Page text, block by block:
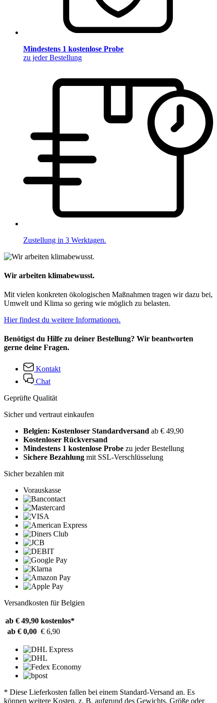
Mindestens 1 kostenlose Probe
zu jeder Bestellung
Zustellung in 3 Werktagen.
Wir arbeiten klimabewusst.
Mit vielen konkreten ökologischen Maßnahmen tragen wir dazu bei,
Umwelt und Klima so gering wie möglich zu belasten.
Hier findest du weitere Informationen.
Benötigst du Hilfe zu deiner Bestellung? Wir beantworten
gerne deine Fragen.
Kontakt
Chat
Geprüfte Qualität
Sicher und vertraut einkaufen
Belgien: Kostenloser Standardversand ab € 49,90
Kostenloser Rückversand
Mindestens 1 kostenlose Probe zu jeder Bestellung
Sichere Bezahlung mit SSL-Verschlüsselung
Sicher bezahlen mit
Vorauskasse
Versandkosten für Belgien
ab € 49,90 kostenlos*
ab € 0,00 € 6,90
* Diese Lieferkosten fallen bei einem Standard-Versand an. Es
können weitere Kosten, z. B. aufgrund des Gewichts, Größe oder